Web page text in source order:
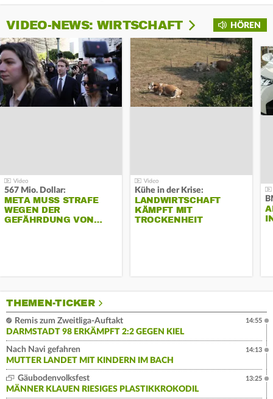
HÖREN
VIDEO-NEWS: WIRTSCHAFT
567 Mio. Dollar:
META MUSS STRAFE
WEGEN DER
GEFÄHRDUNG VON…
Kühe in der Krise:
LANDWIRTSCHAFT
KÄMPFT MIT
TROCKENHEIT
THEMEN-TICKER
Remis zum Zweitliga-Auftakt
DARMSTADT 98 ERKÄMPFT 2:2 GEGEN KIEL
14:55
Nach Navi gefahren
MUTTER LANDET MIT KINDERN IM BACH
14:13
Gäubodenvolksfest
MÄNNER KLAUEN RIESIGES PLASTIKKROKODIL
13:25